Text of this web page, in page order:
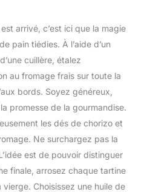
arrivé, c’est ici que la magie
pain tiédies. À l’aide d’un
cuillère, étalez
au fromage frais sur toute la
bords. Soyez généreux,
promesse de la gourmandise.
les dés de chorizo et
Ne surchargez pas la
est de pouvoir distinguer
finale, arrosez chaque tartine
vierge. Choisissez une huile de